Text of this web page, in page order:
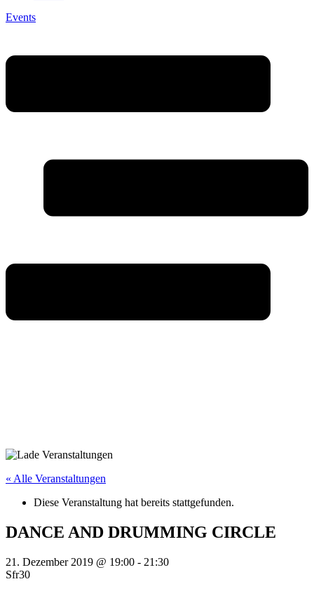
Events
« Alle Veranstaltungen
Diese Veranstaltung hat bereits stattgefunden.
DANCE AND DRUMMING CIRCLE
21. Dezember 2019 @ 19:00 - 21:30
Sfr30